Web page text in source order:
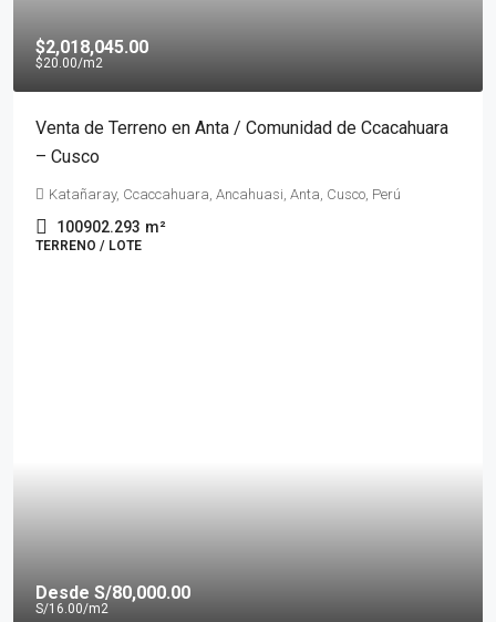
$2,018,045.00
$20.00/m2
Venta de Terreno en Anta / Comunidad de Ccacahuara
– Cusco
Katañaray, Ccaccahuara, Ancahuasi, Anta, Cusco, Perú
100902.293 m²
TERRENO / LOTE
Desde S/80,000.00
S/16.00/m2